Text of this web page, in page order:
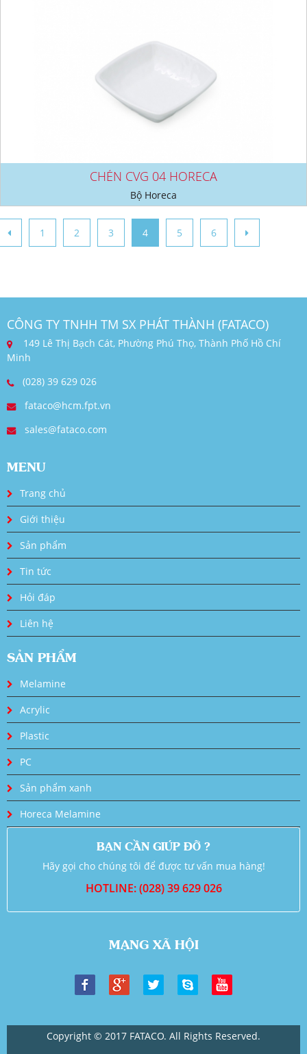
CHÉN CVG 04 HORECA
Bộ Horeca
1 2 3 4 5 6
CÔNG TY TNHH TM SX PHÁT THÀNH (FATACO)
149 Lê Thị Bạch Cát, Phường Phú Thọ, Thành Phố Hồ Chí
Minh
(028) 39 629 026
fataco@hcm.fpt.vn
sales@fataco.com
MENU
Trang chủ
Giới thiệu
Sản phẩm
Tin tức
Hỏi đáp
Liên hệ
SẢN PHẨM
Melamine
Acrylic
Plastic
PC
Sản phẩm xanh
Horeca Melamine
BẠN CẦN GIÚP ĐỠ ?
Hãy gọi cho chúng tôi để được tư vấn mua hàng!
HOTLINE: (028) 39 629 026
MẠNG XÃ HỘI
Copyright © 2017 FATACO. All Rights Reserved.